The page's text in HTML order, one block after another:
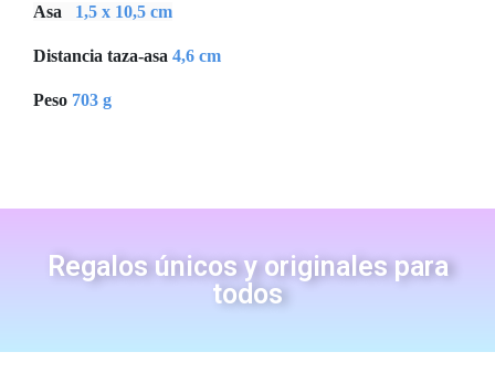
Asa 1,5 x 10,5 cm
Distancia taza-asa 4,6 cm
Peso 703 g
Regalos únicos y originales para
todos